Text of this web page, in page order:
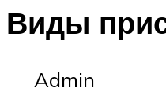
Виды
Admin